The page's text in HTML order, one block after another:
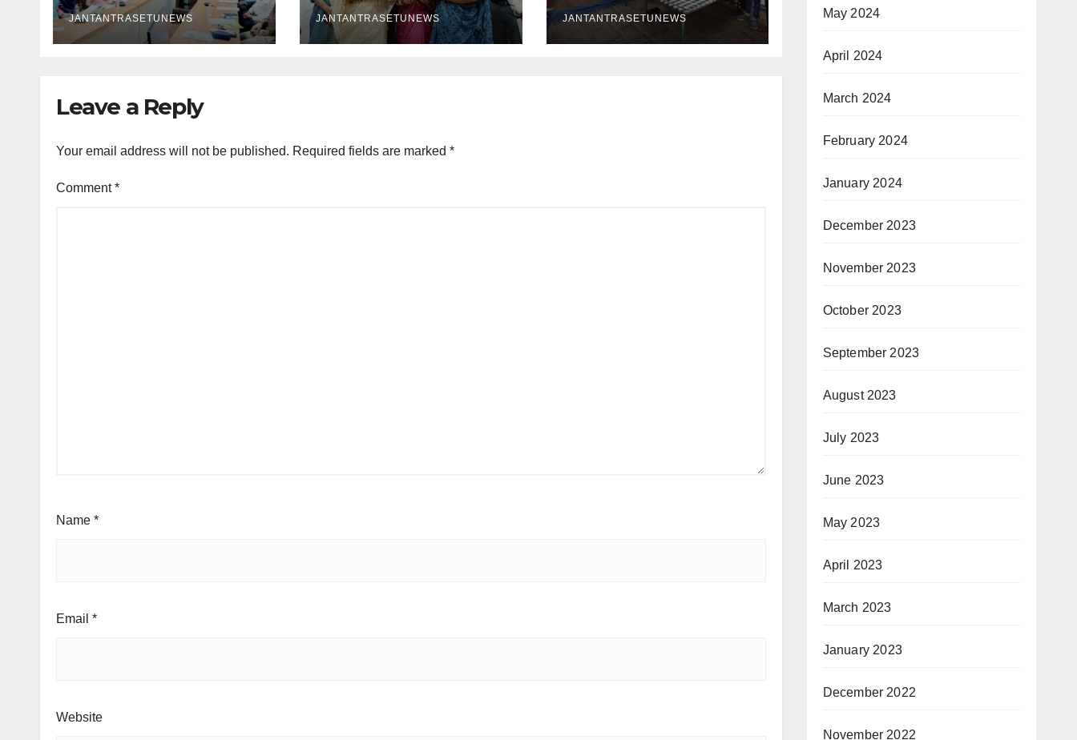
JANTANTRASETUNEWS JANTANTRASETUNEWS JANTANTRASETUNEWS
Leave a Reply
Your email address will not be published. Required fields are marked *
Comment*
Name *
Email *
Website
May 2024
April 2024
March 2024
February 2024
January 2024
December 2023
November 2023
October 2023
September 2023
August 2023
July 2023
June 2023
May 2023
April 2023
March 2023
January 2023
December 2022
November 2022